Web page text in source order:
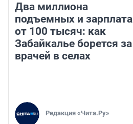
Два миллиона
подъемных и зарплата
от 100 тысяч: как
Забайкалье борется за
врачей в селах
Редакция «Чита.Ру»